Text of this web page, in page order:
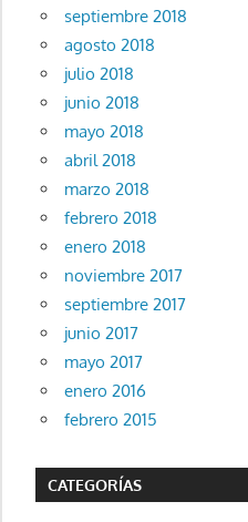
septiembre 2018
agosto 2018
julio 2018
junio 2018
mayo 2018
abril 2018
marzo 2018
febrero 2018
enero 2018
noviembre 2017
septiembre 2017
junio 2017
mayo 2017
enero 2016
febrero 2015
CATEGORÍAS